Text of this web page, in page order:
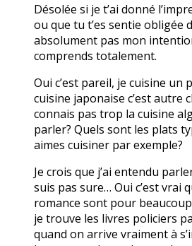
Désolée si je t’ai donné
ou que tu t’es sentie obligée
absolument pas mon
comprends totalement.
Oui c’est pareil, je cuisine un
cuisine japonaise c’est autre
connais pas trop la cuisine
parler? Quels sont les plats
aimes cuisiner par exemple?
Je crois que j’ai entendu
suis pas sure… Oui c’est vrai
romance sont pour
je trouve les livres policiers
quand on arrive vraiment à